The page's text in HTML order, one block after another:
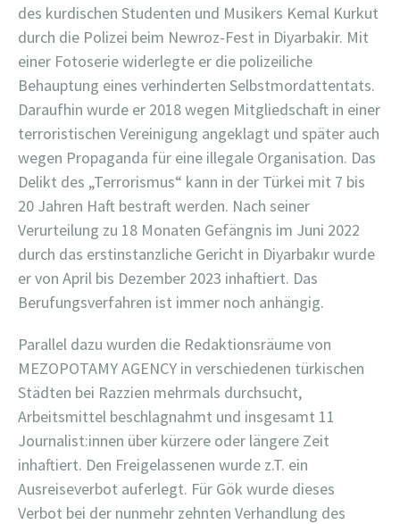
des kurdischen Studenten und Musikers Kemal Kurkut
durch die Polizei beim Newroz-Fest in Diyarbakir. Mit
einer Fotoserie widerlegte er die polizeiliche
Behauptung eines verhinderten Selbstmordattentats.
Daraufhin wurde er 2018 wegen Mitgliedschaft in einer
terroristischen Vereinigung angeklagt und später auch
wegen Propaganda für eine illegale Organisation. Das
Delikt des „Terrorismus“ kann in der Türkei mit 7 bis
20 Jahren Haft bestraft werden. Nach seiner
Verurteilung zu 18 Monaten Gefängnis im Juni 2022
durch das erstinstanzliche Gericht in Diyarbakır wurde
er von April bis Dezember 2023 inhaftiert. Das
Berufungsverfahren ist immer noch anhängig.
Parallel dazu wurden die Redaktionsräume von
MEZOPOTAMY AGENCY in verschiedenen türkischen
Städten bei Razzien mehrmals durchsucht,
Arbeitsmittel beschlagnahmt und insgesamt 11
Journalist:innen über kürzere oder längere Zeit
inhaftiert. Den Freigelassenen wurde z.T. ein
Ausreiseverbot auferlegt. Für Gök wurde dieses
Verbot bei der nunmehr zehnten Verhandlung des